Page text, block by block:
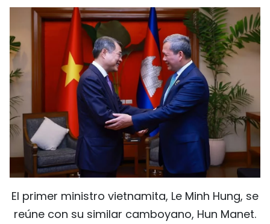
El primer ministro vietnamita, Le Minh Hung, se
reúne con su similar camboyano, Hun Manet.